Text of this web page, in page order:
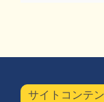
サイトコンテ